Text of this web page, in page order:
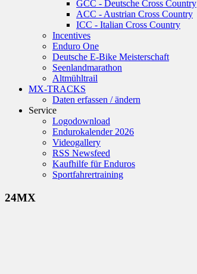
GCC - Deutsche Cross Country
ACC - Austrian Cross Country
ICC - Italian Cross Country
Incentives
Enduro One
Deutsche E-Bike Meisterschaft
Seenlandmarathon
Altmühltrail
MX-TRACKS
Daten erfassen / ändern
Service
Logodownload
Endurokalender 2026
Videogallery
RSS Newsfeed
Kaufhilfe für Enduros
Sportfahrertraining
24MX